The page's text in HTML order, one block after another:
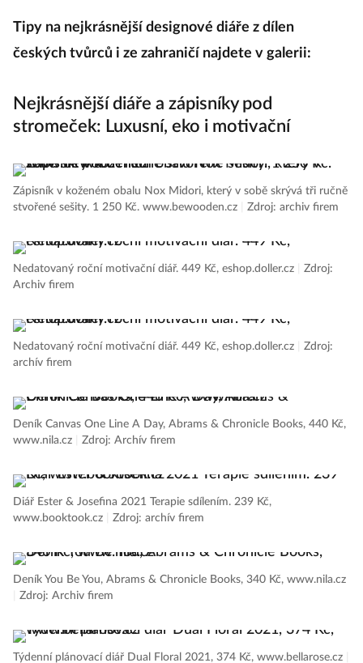
Tipy na nejkrásnější designové diáře z dílen
českých tvůrců i ze zahraničí najdete v galerii:
Nejkrásnější diáře a zápisníky pod
stromeček: Luxusní, eko i motivační
Zápisník v koženém obalu Nox Midori, který v sobě skrývá tři ručně
stvořené sešity. 1 250 Kč. www.bewooden.cz
Zdroj: archiv firem
Nedatovaný roční motivační diář. 449 Kč, eshop.doller.cz
Zdroj:
Archiv firem
Nedatovaný roční motivační diář. 449 Kč, eshop.doller.cz
Zdroj:
archív firem
Deník Canvas One Line A Day, Abrams & Chronicle Books, 440 Kč,
www.nila.cz
Zdroj: Archív firem
Diář Ester & Josefina 2021 Terapie sdílením. 239 Kč,
www.booktook.cz
Zdroj: archív firem
Deník You Be You, Abrams & Chronicle Books, 340 Kč, www.nila.cz
Zdroj: Archiv firem
Týdenní plánovací diář Dual Floral 2021, 374 Kč, www.bellarose.cz